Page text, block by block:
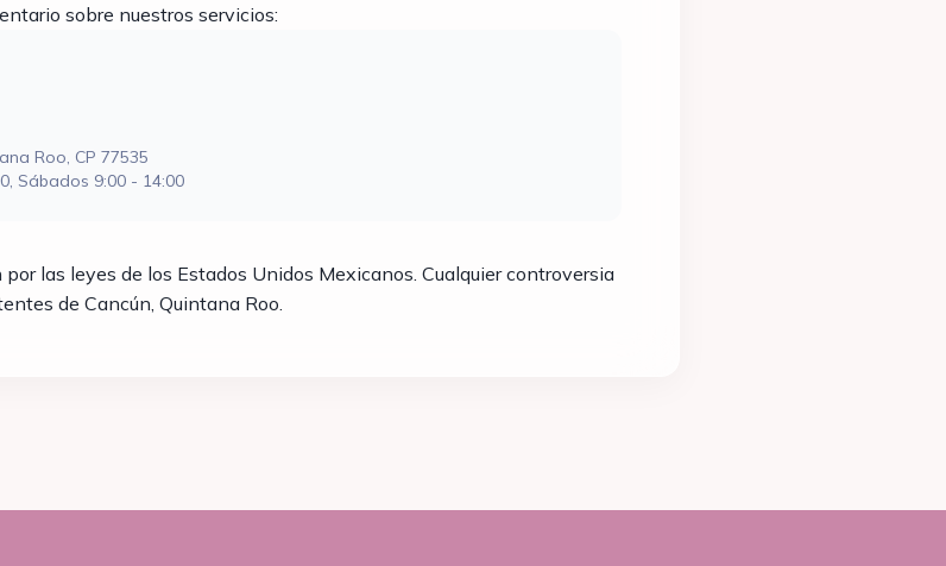
sobre nuestros servicios:
Roo, CP 77535
Sábados 9:00 - 14:00
las leyes de los Estados Unidos Mexicanos. Cualquier controversia
de Cancún, Quintana Roo.